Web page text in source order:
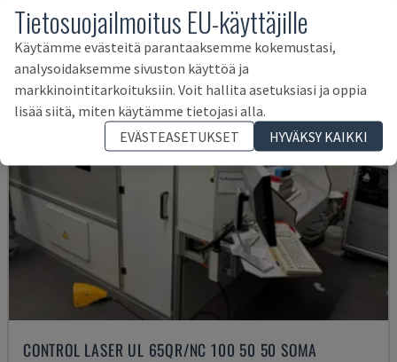
CONTROL LASER UL 65QR/NC 100 50 50 SOMA
Tietosuojailmoitus EU-käyttäjille
Käytämme evästeitä parantaaksemme kokemustasi,
analysoidaksemme sivuston käyttöä ja
markkinointitarkoituksiin. Voit hallita asetuksiasi ja oppia
lisää siitä, miten käytämme tietojasi alla.
EVÄSTEASETUKSET
HYVÄKSY KAIKKI